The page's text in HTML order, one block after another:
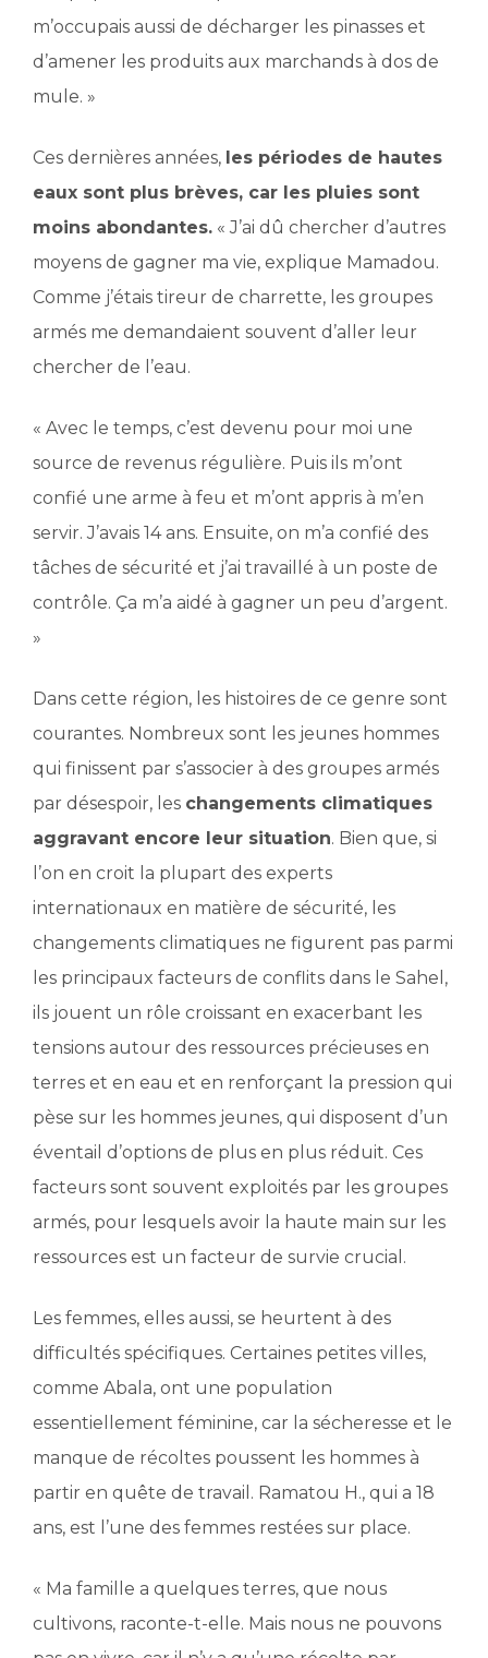
m’occupais aussi de décharger les pinasses et
d’amener les produits aux marchands à dos de
mule. »
Ces dernières années, les périodes de hautes
eaux sont plus brèves, car les pluies sont
moins abondantes. « J’ai dû chercher d’autres
moyens de gagner ma vie, explique Mamadou.
Comme j’étais tireur de charrette, les groupes
armés me demandaient souvent d’aller leur
chercher de l’eau.
« Avec le temps, c’est devenu pour moi une
source de revenus régulière. Puis ils m’ont
confié une arme à feu et m’ont appris à m’en
servir. J’avais 14 ans. Ensuite, on m’a confié des
tâches de sécurité et j’ai travaillé à un poste de
contrôle. Ça m’a aidé à gagner un peu d’argent.
»
Dans cette région, les histoires de ce genre sont
courantes. Nombreux sont les jeunes hommes
qui finissent par s’associer à des groupes armés
par désespoir, les changements climatiques
aggravant encore leur situation. Bien que, si
l’on en croit la plupart des experts
internationaux en matière de sécurité, les
changements climatiques ne figurent pas parmi
les principaux facteurs de conflits dans le Sahel,
ils jouent un rôle croissant en exacerbant les
tensions autour des ressources précieuses en
terres et en eau et en renforçant la pression qui
pèse sur les hommes jeunes, qui disposent d’un
éventail d’options de plus en plus réduit. Ces
facteurs sont souvent exploités par les groupes
armés, pour lesquels avoir la haute main sur les
ressources est un facteur de survie crucial.
Les femmes, elles aussi, se heurtent à des
difficultés spécifiques. Certaines petites villes,
comme Abala, ont une population
essentiellement féminine, car la sécheresse et le
manque de récoltes poussent les hommes à
partir en quête de travail. Ramatou H., qui a 18
ans, est l’une des femmes restées sur place.
« Ma famille a quelques terres, que nous
cultivons, raconte-t-elle. Mais nous ne pouvons